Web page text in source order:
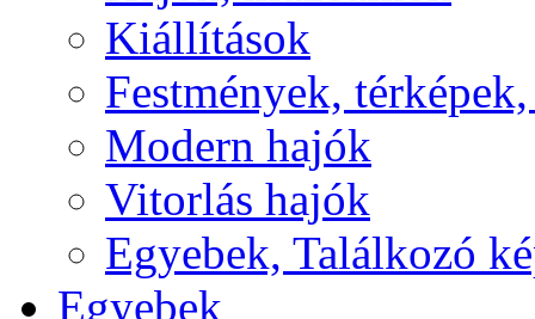
Kiállítások
Festmények,
Modern hajók
Vitorlás hajók
Egyebek, Találkozó
Egyebek